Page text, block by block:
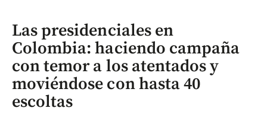
Las presidenciales en
Colombia: haciendo campaña
con temor a los atentados y
moviéndose con hasta 40
escoltas